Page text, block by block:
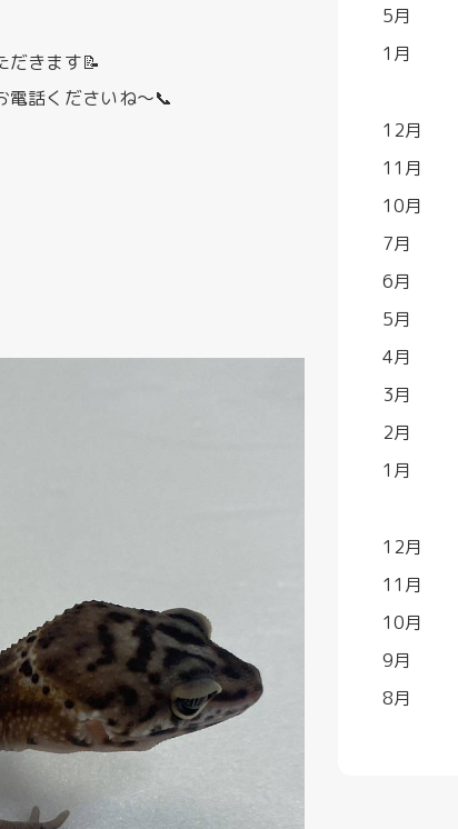
だきます📝
電話くださいね～📞
5月
1月
12月
11月
10月
7月
6月
5月
4月
3月
2月
1月
12月
11月
10月
9月
8月